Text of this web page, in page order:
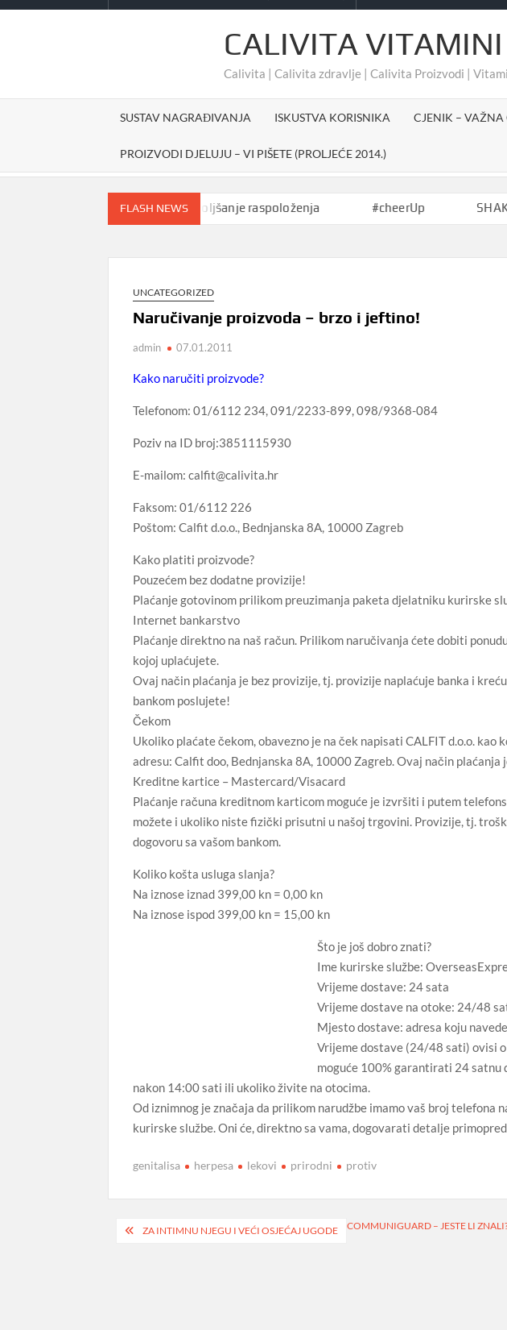
CALIVITA
Calivita | Calivita zdravlje | Calivita Proizvodi |
SUSTAV NAGRAĐIVANJA ISKUSTVA KORISNIKA CJENIK – VAŽNA
PROIZVODI DJELUJU – VI PIŠETE (PROLJEĆE 2014.)
FLASH NEWS
Prirodno sredstvo za poboljšanje raspoloženja #cheerUp SHAKE
UNCATEGORIZED
Naručivanje proizvoda – brzo i jeftino!
admin 07.01.2011
Kako naručiti proizvode?
Telefonom: 01/6112 234, 091/2233-899, 098/9368-084
Poziv na ID broj:3851115930
E-mailom: calfit@calivita.hr
Faksom: 01/6112 226
Poštom: Calfit d.o.o., Bednjanska 8A, 10000 Zagreb
Kako platiti proizvode?
Pouzećem bez dodatne provizije!
Plaćanje gotovinom prilikom preuzimanja paketa djelatniku kurirske
Internet bankarstvo
Plaćanje direktno na naš račun. Prilikom naručivanja ćete dobiti
kojoj uplaćujete.
Ovaj način plaćanja je bez provizije, tj. provizije naplaćuje banka i
bankom poslujete!
Čekom
Ukoliko plaćate čekom, obavezno je na ček napisati CALFIT d.o.o.
adresu: Calfit doo, Bednjanska 8A, 10000 Zagreb. Ovaj način plaćanja
Kreditne kartice – Mastercard/Visacard
Plaćanje računa kreditnom karticom moguće je izvršiti i putem
možete i ukoliko niste fizički prisutni u našoj trgovini. Provizije, tj.
dogovoru sa vašom bankom.
Koliko košta usluga slanja?
Na iznose iznad 399,00 kn = 0,00 kn
Na iznose ispod 399,00 kn = 15,00 kn
Što je još dobro znati?
Ime kurirske službe:
Vrijeme dostave: 24 sata
Vrijeme dostave na otoke: 24/48
Mjesto dostave: adresa koju
Vrijeme dostave (24/48 sati) ovisi
moguće 100% garantirati 24 satnu
nakon 14:00 sati ili ukoliko živite na otocima.
Od iznimnog je značaja da prilikom narudžbe imamo vaš broj telefona
kurirske službe. Oni će, direktno sa vama, dogovarati detalje
genitalisa herpesa lekovi prirodni protiv
Navigacija
ZA INTIMNU NJEGU I VEĆI OSJEĆAJ UGODE COMMUNIGUARD – JESTE LI